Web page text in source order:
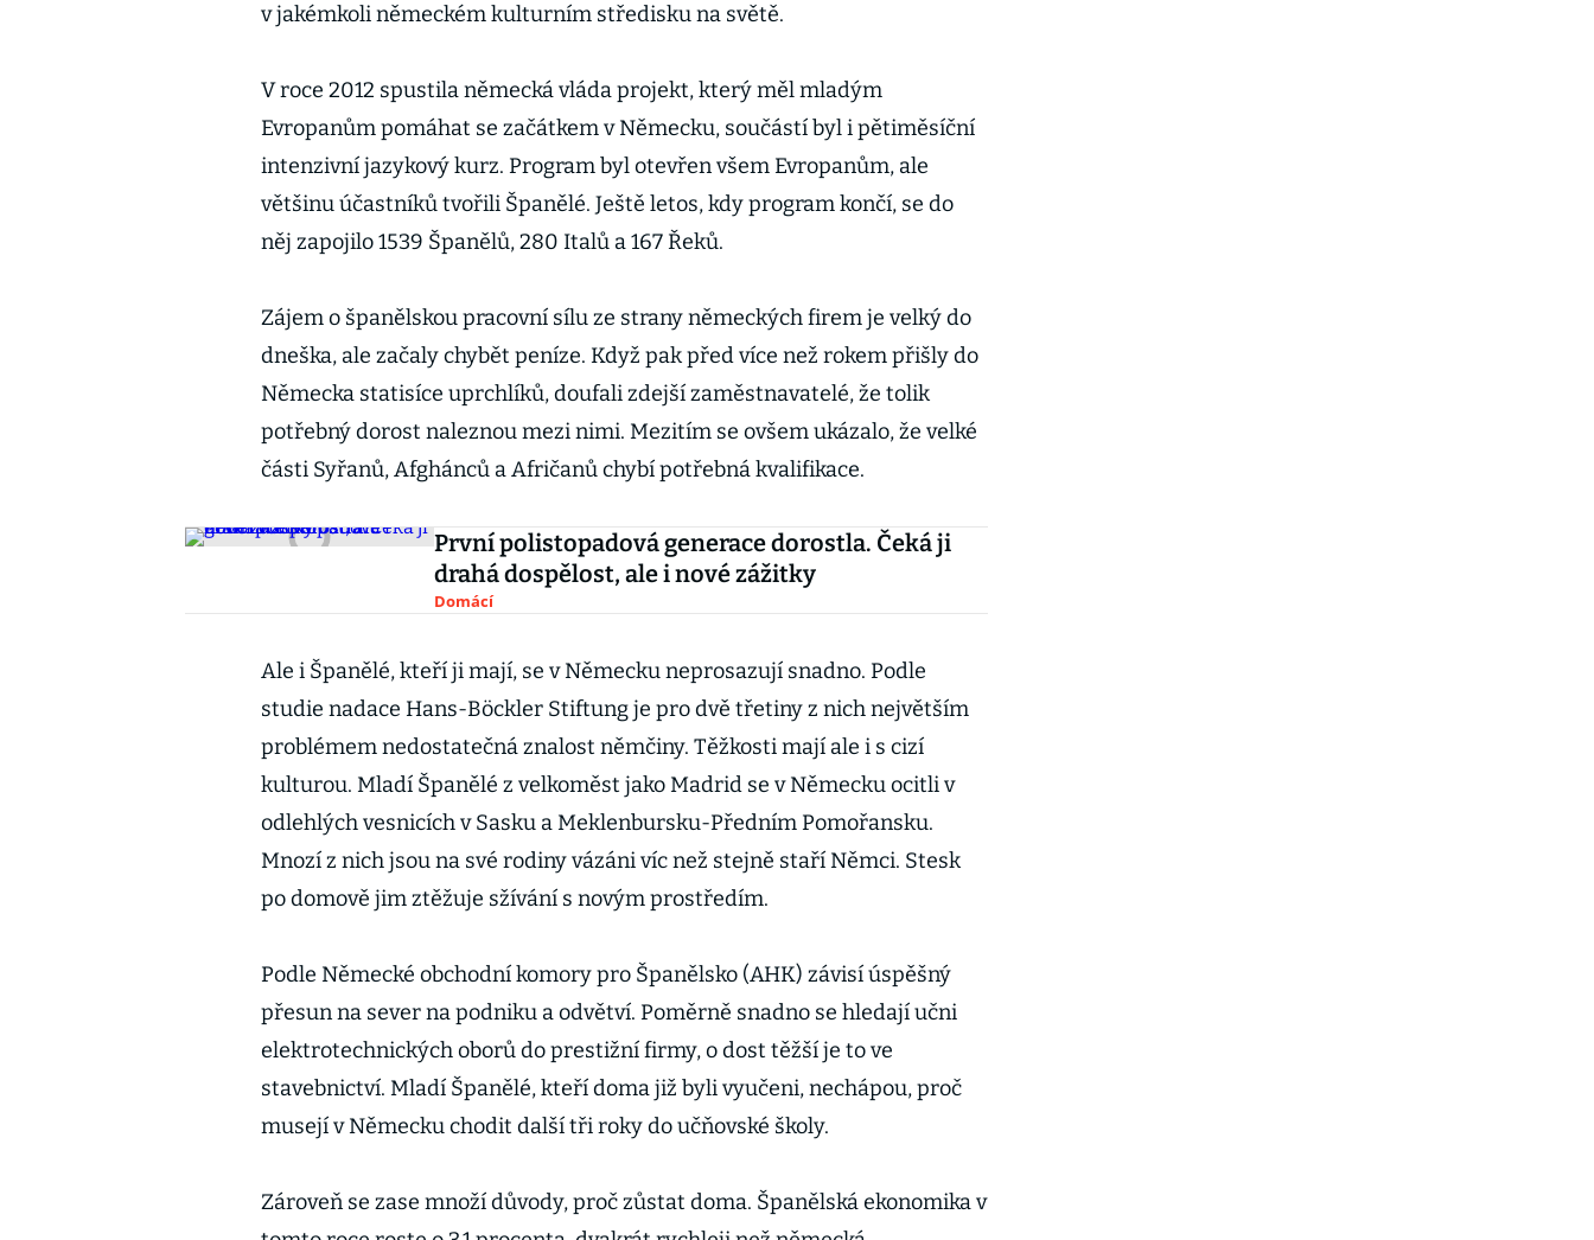
v jakémkoli německém kulturním středisku na světě.
V roce 2012 spustila německá vláda projekt, který měl mladým
Evropanům pomáhat se začátkem v Německu, součástí byl i pětiměsíční
intenzivní jazykový kurz. Program byl otevřen všem Evropanům, ale
většinu účastníků tvořili Španělé. Ještě letos, kdy program končí, se do
něj zapojilo 1539 Španělů, 280 Italů a 167 Řeků.
Zájem o španělskou pracovní sílu ze strany německých firem je velký do
dneška, ale začaly chybět peníze. Když pak před více než rokem přišly do
Německa statisíce uprchlíků, doufali zdejší zaměstnavatelé, že tolik
potřebný dorost naleznou mezi nimi. Mezitím se ovšem ukázalo, že velké
části Syřanů, Afghánců a Afričanů chybí potřebná kvalifikace.
První polistopadová generace dorostla. Čeká ji
drahá dospělost, ale i nové zážitky
Domácí
Ale i Španělé, kteří ji mají, se v Německu neprosazují snadno. Podle
studie nadace Hans-Böckler Stiftung je pro dvě třetiny z nich největším
problémem nedostatečná znalost němčiny. Těžkosti mají ale i s cizí
kulturou. Mladí Španělé z velkoměst jako Madrid se v Německu ocitli v
odlehlých vesnicích v Sasku a Meklenbursku-Předním Pomořansku.
Mnozí z nich jsou na své rodiny vázáni víc než stejně staří Němci. Stesk
po domově jim ztěžuje sžívání s novým prostředím.
Podle Německé obchodní komory pro Španělsko (AHK) závisí úspěšný
přesun na sever na podniku a odvětví. Poměrně snadno se hledají učni
elektrotechnických oborů do prestižní firmy, o dost těžší je to ve
stavebnictví. Mladí Španělé, kteří doma již byli vyučeni, nechápou, proč
musejí v Německu chodit další tři roky do učňovské školy.
Zároveň se zase množí důvody, proč zůstat doma. Španělská ekonomika v